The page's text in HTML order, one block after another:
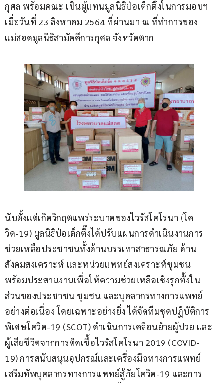
กุศล พร้อมคณะ เป็นผู้แทนมูลนิธิป่อเต็กตึ๊งในการมอบฯ
เมื่อวันที่ 23 สิงหาคม 2564 ที่ผ่านมา ณ ที่ทำการของ
แม่สอดมูลนิธิสามัคคีการกุศล จังหวัดตาก
นับตั้งแต่เกิดวิกฤตแพร่ระบาดของไวรัสโคโรนา (โค
วิด-19) มูลนิธิป่อเต็กตึ๊งได้ปรับแผนการดำเนินงานการ
ช่วยเหลือประชาชนทั้งด้านบรรเทาสาธารณภัย ด้าน
สังคมสงเคราะห์ และหน่วยแพทย์สงเคราะห์ชุมชน
พร้อมประสานงานเพื่อให้ความช่วยเหลือเชิงรุกทั้งใน
ส่วนของประชาชน ชุมชน และบุคลากรทางการแพทย์
อย่างต่อเนื่อง โดยเฉพาะอย่างยิ่ง ได้จัดทีมชุดปฏิบัติการ
พิเศษโควิด-19 (SCOT) ดำเนินการเคลื่อนย้ายผู้ป่วย และ
ผู้เสียชีวิตจากการติดเชื้อไวรัสโคโรนา 2019 (COVID-
19) การสนับสนุนอุปกรณ์และเครื่องมือทางการแพทย์
เสริมทัพบุคลากรทางการแพทย์สู้ภัยโควิด-19 และการ